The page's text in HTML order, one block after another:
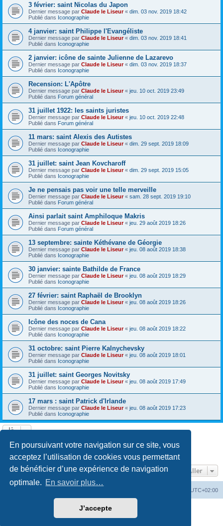
En poursuivant votre navigation sur ce site, vous
acceptez l’utilisation de cookies vous permettant
de bénéficier d’une expérience de navigation
optimale. En savoir plus…
J’accepte
3 février: saint Nicolas du Japon
Dernier message par Claude le Liseur« dim. 03 nov. 2019 18:42
Publié dans Iconographie
4 janvier: saint Philippe l'Evangéliste
Dernier message par Claude le Liseur« dim. 03 nov. 2019 18:41
Publié dans Iconographie
2 janvier: icône de sainte Julienne de Lazarevo
Dernier message par Claude le Liseur« dim. 03 nov. 2019 18:37
Publié dans Iconographie
Recension: L'Apôtre
Dernier message par Claude le Liseur« jeu. 10 oct. 2019 23:49
Publié dans Forum général
31 juillet 1922: les saints juristes
Dernier message par Claude le Liseur« jeu. 10 oct. 2019 22:48
Publié dans Forum général
11 mars: saint Alexis des Autistes
Dernier message par Claude le Liseur« dim. 29 sept. 2019 18:09
Publié dans Iconographie
31 juillet: saint Jean Kovcharoff
Dernier message par Claude le Liseur« dim. 29 sept. 2019 15:05
Publié dans Iconographie
Je ne pensais pas voir une telle merveille
Dernier message par Claude le Liseur« sam. 28 sept. 2019 19:10
Publié dans Forum général
Ainsi parlait saint Amphiloque Makris
Dernier message par Claude le Liseur« jeu. 29 août 2019 18:26
Publié dans Forum général
13 septembre: sainte Kéthévane de Géorgie
Dernier message par Claude le Liseur« jeu. 08 août 2019 18:38
Publié dans Iconographie
30 janvier: sainte Bathilde de France
Dernier message par Claude le Liseur« jeu. 08 août 2019 18:29
Publié dans Iconographie
27 février: saint Raphaël de Brooklyn
Dernier message par Claude le Liseur« jeu. 08 août 2019 18:26
Publié dans Iconographie
Icône des noces de Cana
Dernier message par Claude le Liseur« jeu. 08 août 2019 18:22
Publié dans Iconographie
31 octobre: saint Pierre Kalnychevsky
Dernier message par Claude le Liseur« jeu. 08 août 2019 18:01
Publié dans Iconographie
31 juillet: saint Georges Novitsky
Dernier message par Claude le Liseur« jeu. 08 août 2019 17:49
Publié dans Iconographie
17 mars : saint Patrick d'Irlande
Dernier message par Claude le Liseur« jeu. 08 août 2019 17:23
Publié dans Iconographie
Page1sur20
3
Aller
UTC+02:00
phpBB® Forum Software © phpBB Limited
©